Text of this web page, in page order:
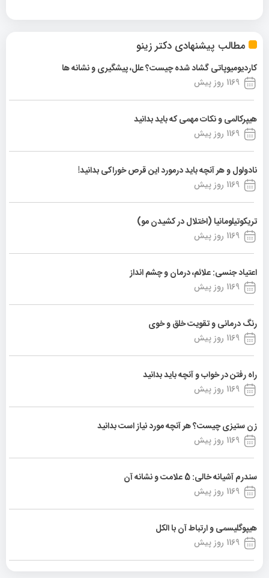
مطالب پیشنهادی دکتر زینو
کاردیومیوپاتی گشاد شده چیست؟ علل، پیشگیری و نشانه ها
1169 روز پیش
هیپرکالمی و نکات مهمی که باید بدانید
1169 روز پیش
نادولول و هر آنچه باید درمورد این قرص خوراکی بدانید!
1169 روز پیش
تریکوتیلومانیا (اختلال در کشیدن مو)
1169 روز پیش
اعتیاد جنسی: علائم، درمان و چشم انداز
1169 روز پیش
رنگ درمانی و تقویت خلق و خوی
1169 روز پیش
راه رفتن در خواب و آنچه باید بدانید
1169 روز پیش
زن ستیزی چیست؟ هر آنچه مورد نیاز است بدانید
1169 روز پیش
سندرم آشیانه خالی: 5 علامت و نشانه آن
1169 روز پیش
هیپوگلیسمی و ارتباط آن با الکل
1169 روز پیش